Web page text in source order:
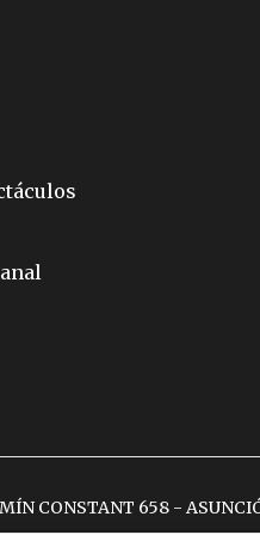
CONSTANT 658 -